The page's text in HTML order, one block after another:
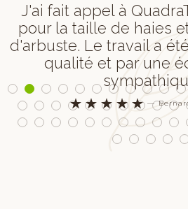
J'ai fait appel à
pour la taille de haies
d'arbuste. Le travail a
qualité et par une
     —